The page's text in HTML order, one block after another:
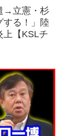
→立憲・杉
する！」陸
上【KSLチ